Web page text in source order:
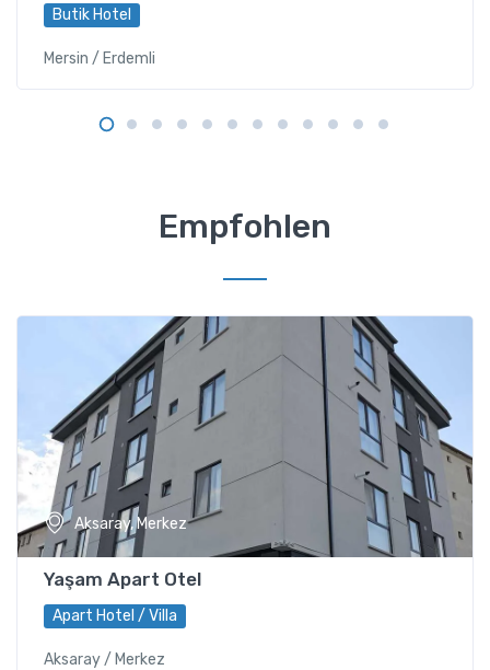
Butik Hotel
Mersin / Erdemli
Empfohlen
Aksaray, Merkez
Yaşam Apart Otel
Apart Hotel / Villa
Aksaray / Merkez